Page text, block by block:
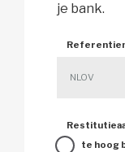
je bank.
te hoog